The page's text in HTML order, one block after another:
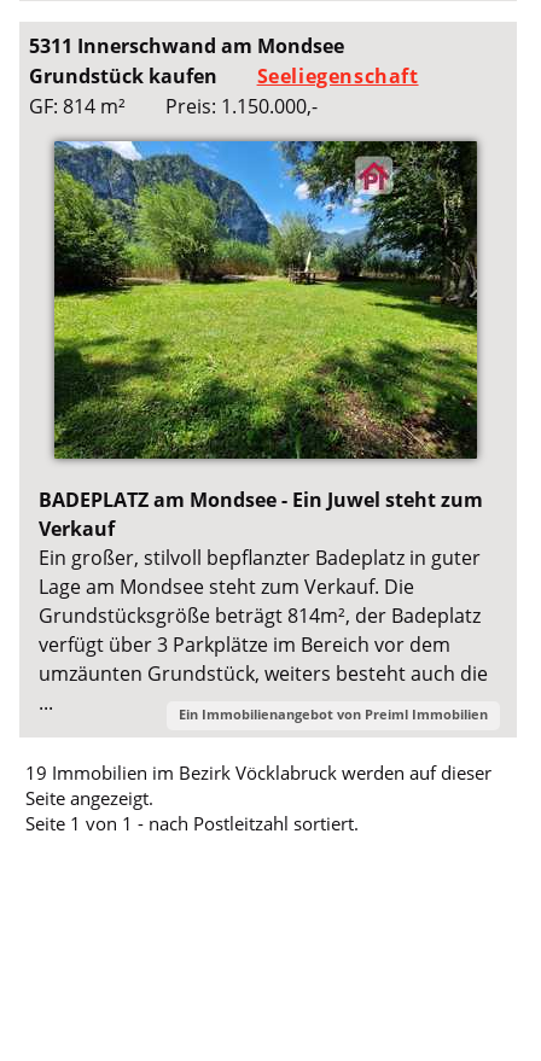
5311 Innerschwand am Mondsee
Grundstück kaufen
Seeliegenschaft
GF: 814 m²
Preis: 1.150.000,-
BADEPLATZ am Mondsee - Ein Juwel steht zum
Verkauf
Ein großer, stilvoll bepflanzter Badeplatz in guter
Lage am Mondsee steht zum Verkauf. Die
Grundstücksgröße beträgt 814m², der Badeplatz
verfügt über 3 Parkplätze im Bereich vor dem
umzäunten Grundstück, weiters besteht auch die
...
Ein Immobilienangebot von Preiml Immobilien
19 Immobilien im Bezirk Vöcklabruck werden auf dieser
Seite angezeigt.
Seite 1 von 1 - nach Postleitzahl sortiert.